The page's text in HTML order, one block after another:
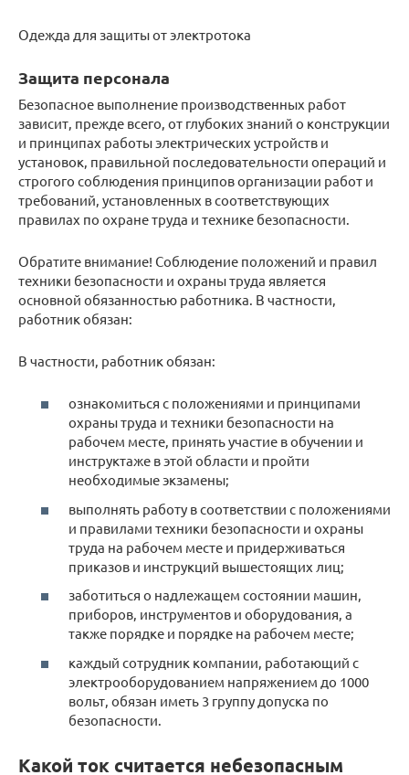
Одежда для защиты от электротока
Защита персонала
Безопасное выполнение производственных работ
зависит, прежде всего, от глубоких знаний о конструкции
и принципах работы электрических устройств и
установок, правильной последовательности операций и
строгого соблюдения принципов организации работ и
требований, установленных в соответствующих
правилах по охране труда и технике безопасности.
Обратите внимание! Соблюдение положений и правил
техники безопасности и охраны труда является
основной обязанностью работника. В частности,
работник обязан:
В частности, работник обязан:
ознакомиться с положениями и принципами
охраны труда и техники безопасности на
рабочем месте, принять участие в обучении и
инструктаже в этой области и пройти
необходимые экзамены;
выполнять работу в соответствии с положениями
и правилами техники безопасности и охраны
труда на рабочем месте и придерживаться
приказов и инструкций вышестоящих лиц;
заботиться о надлежащем состоянии машин,
приборов, инструментов и оборудования, а
также порядке и порядке на рабочем месте;
каждый сотрудник компании, работающий с
электрооборудованием напряжением до 1000
вольт, обязан иметь 3 группу допуска по
безопасности.
Какой ток считается небезопасным